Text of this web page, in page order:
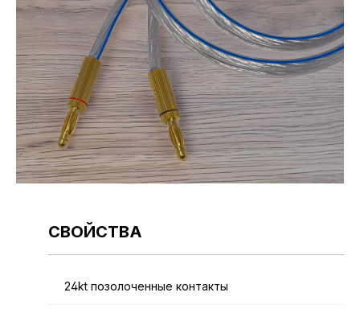
СВОЙСТВА
24kt позолоченные контакты